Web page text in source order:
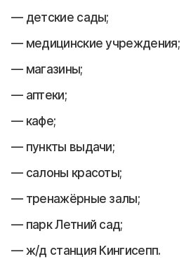
детские сады;
медицинские учреждения;
магазины;
аптеки;
кафе;
пункты выдачи;
салоны красоты;
тренажёрные залы;
парк Летний сад;
ж/д станция Кингисепп.